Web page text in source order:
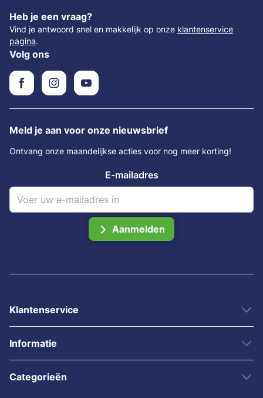
Heb je een vraag?
Vind je antwoord snel en makkelijk op onze klantenservice
pagina.
Volg ons
Meld je aan voor onze nieuwsbrief
Ontvang onze maandelijkse acties voor nog meer korting!
E-mailadres
Aanmelden
Klantenservice
Informatie
Categorieën